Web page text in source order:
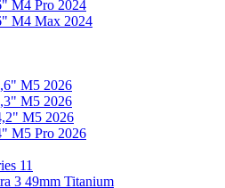
M4 Pro 2024
M4 Max 2024
M5 2026
M5 2026
M5 2026
M5 Pro 2026
11
3 49mm Titanium